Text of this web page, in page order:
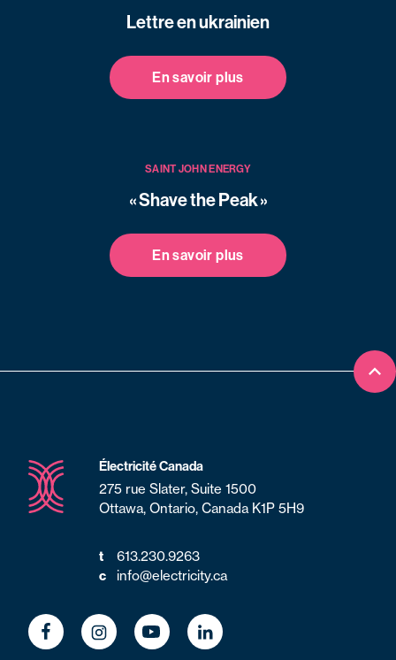
Lettre en ukrainien
En savoir plus
SAINT JOHN ENERGY
« Shave the Peak »
En savoir plus
Électricité Canada
275 rue Slater, Suite 1500
Ottawa, Ontario, Canada K1P 5H9
t
613.230.9263
c
info@electricity.ca